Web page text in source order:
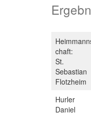
chaft:
St.
Sebastian
Flotzheim
Hurler
Daniel